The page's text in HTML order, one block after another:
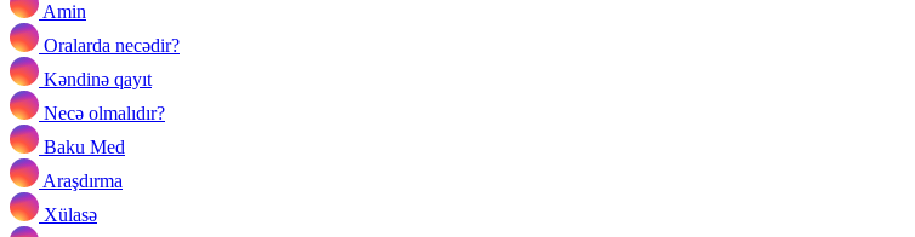
Amin
Oralarda necədir?
Kəndinə qayıt
Necə olmalıdır?
Baku Med
Araşdırma
Xülasə